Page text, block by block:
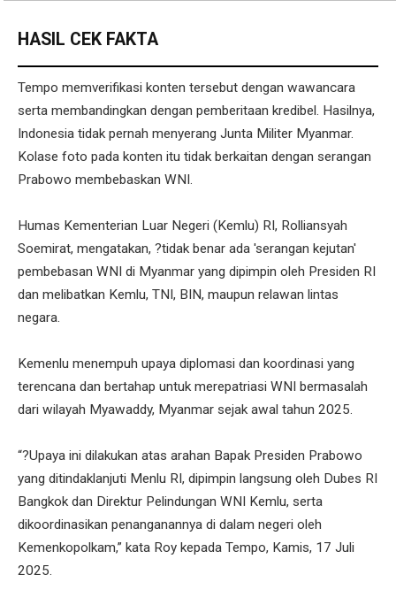
HASIL CEK FAKTA
Tempo memverifikasi konten tersebut dengan wawancara
serta membandingkan dengan pemberitaan kredibel. Hasilnya,
Indonesia tidak pernah menyerang Junta Militer Myanmar.
Kolase foto pada konten itu tidak berkaitan dengan serangan
Prabowo membebaskan WNI.
Humas Kementerian Luar Negeri (Kemlu) RI, Rolliansyah
Soemirat, mengatakan, ?tidak benar ada 'serangan kejutan'
pembebasan WNI di Myanmar yang dipimpin oleh Presiden RI
dan melibatkan Kemlu, TNI, BIN, maupun relawan lintas
negara.
Kemenlu menempuh upaya diplomasi dan koordinasi yang
terencana dan bertahap untuk merepatriasi WNI bermasalah
dari wilayah Myawaddy, Myanmar sejak awal tahun 2025.
“?Upaya ini dilakukan atas arahan Bapak Presiden Prabowo
yang ditindaklanjuti Menlu RI, dipimpin langsung oleh Dubes RI
Bangkok dan Direktur Pelindungan WNI Kemlu, serta
dikoordinasikan penanganannya di dalam negeri oleh
Kemenkopolkam,” kata Roy kepada Tempo, Kamis, 17 Juli
2025.